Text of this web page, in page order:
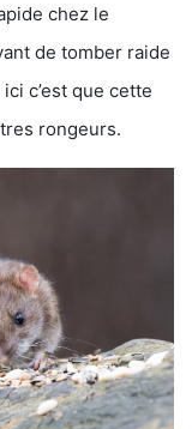
chez le
de tomber raide
c’est que cette
rongeurs.